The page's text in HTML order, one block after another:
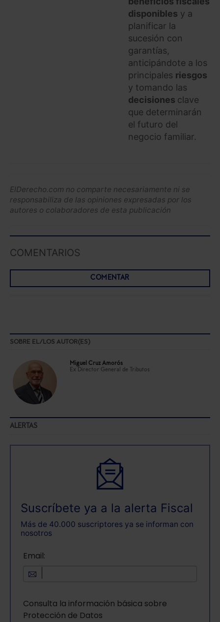
disponibles y a
planificar la
sucesión con
garantías,
anticipándote a los
principales riesgos
y tomando las
decisiones clave
que determinarán
el futuro del
negocio familiar.
ElDerecho.com no comparte necesariamente ni se
responsabiliza de las opiniones expresadas por los
autores o colaboradores de esta publicación
COMENTARIOS
COMENTAR
SOBRE EL/LOS AUTOR(ES)
Miguel Cruz Amorós
Ex Director General de Tributos
ALERTAS
Suscríbete ya a la alerta Fiscal
Más de 40.000 suscriptores ya se informan con
nosotros
Email:
Consulta la información básica sobre
Protección de Datos